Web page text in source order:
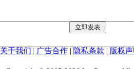
关于我们 | 广告合作| 隐私条款 | 版权